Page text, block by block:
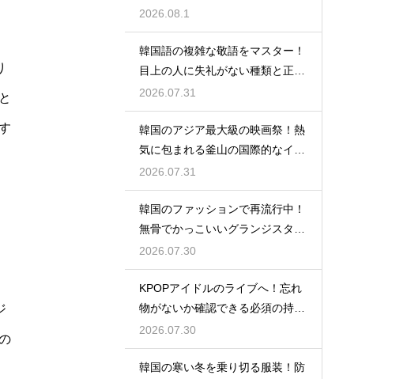
の使い分け
2026.08.1
韓国語の複雑な敬語をマスター！
目上の人に失礼がない種類と正し
い使い分け
2026.07.31
韓国のアジア最大級の映画祭！熱
気に包まれる釜山の国際的なイベ
ント
2026.07.31
韓国のファッションで再流行中！
無骨でかっこいいグランジスタイ
ルの特徴
2026.07.30
KPOPアイドルのライブへ！忘れ
物がないか確認できる必須の持ち
物リスト
2026.07.30
韓国の寒い冬を乗り切る服装！防